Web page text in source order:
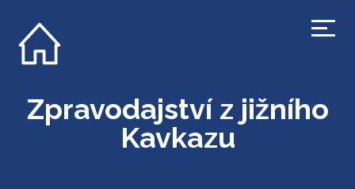
Zpravodajství z jižního
Kavkazu